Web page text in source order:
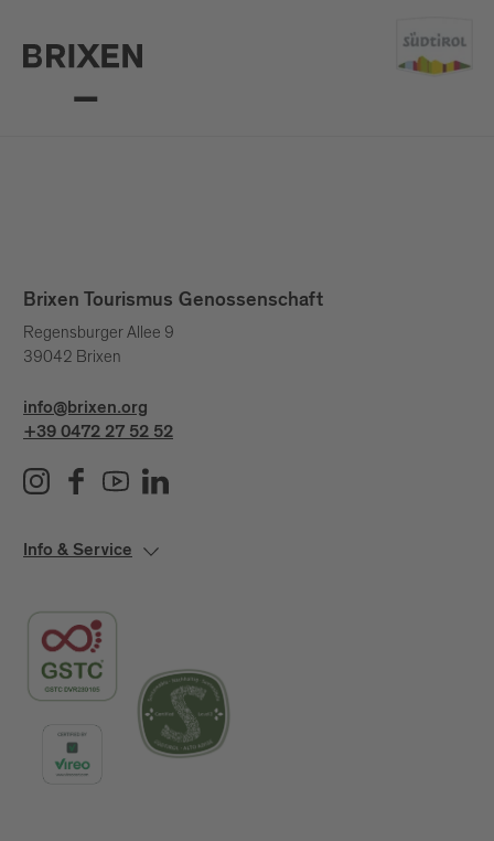
Brixen Tourismus Genossenschaft
Regensburger Allee 9
39042 Brixen
info@brixen.org
+39 0472 27 52 52
Info & Service